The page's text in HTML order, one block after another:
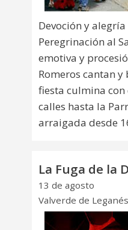
Devoción y
Peregrinación al
emotiva y
Romeros cantan
fiesta culmina
calles hasta la
arraigada desde
La Fuga de la
13 de agosto
Valverde de